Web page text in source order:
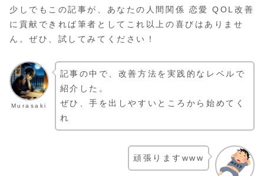
少しでもこの記事が、あなたの人間関係 恋愛 QOL改善
に貢献できれば筆者としてこれ以上の喜びはありませ
ん。ぜひ、試してみてください！
Murasaki
記事の中で、改善方法を実践的なレベルで
紹介した。
ぜひ、手を出しやすいところから始めてく
れ
頑張りますwww